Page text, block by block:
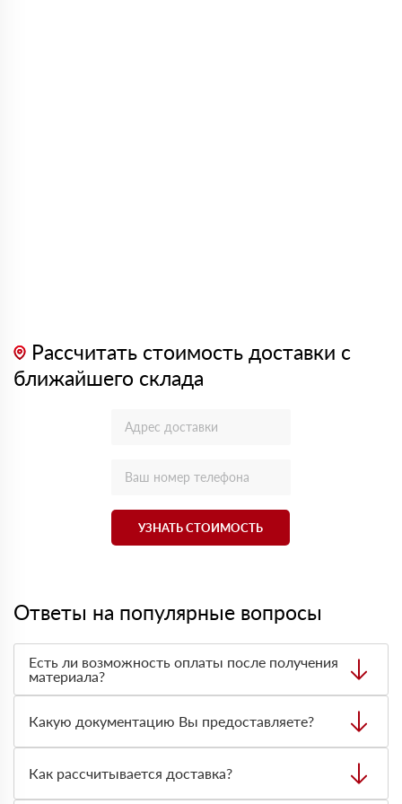
Рассчитать стоимость доставки с
ближайшего склада
УЗНАТЬ СТОИМОСТЬ
Ответы на популярные вопросы
Есть ли возможность оплаты после получения
материала?
оплата по факту получения товара. При этом, если
доставленный товар был ненадлежащего качества, то
Вы вправе от него отказаться.
Какую документацию Вы предоставляете?
сертификаты и паспорта качества, а также товарно-
транспортную накладную.
Как рассчитывается доставка?